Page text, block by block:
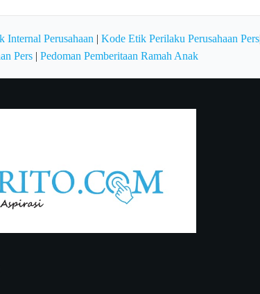
Internal Perusahaan Kode Etik Perilaku Perusahaan Pers
Pers| Pedoman Pemberitaan Ramah Anak